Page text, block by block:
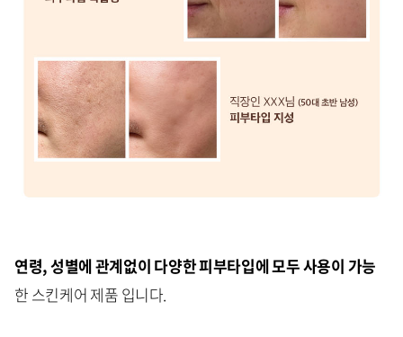
연령, 성별에 관계없이 다양한 피부타입에 모두 사용이 가능
한 스킨케어 제품 입니다.